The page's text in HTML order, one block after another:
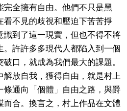
完全擁有自由。他們不只是黑
看不見的歧視和壓迫下苦苦掙
識到了這一現實，但也不得不將
許許多多現代人都陷入到一個
口，就成為我們最大的課題。
解放自我，獲得自由，就是村上
條通向「個體」自由之路，與爵
合。換言之，村上作品在文體